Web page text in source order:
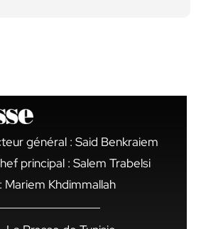
général : Said Benkraiem
principal : Salem Trabelsi
Mariem Khdimmallah